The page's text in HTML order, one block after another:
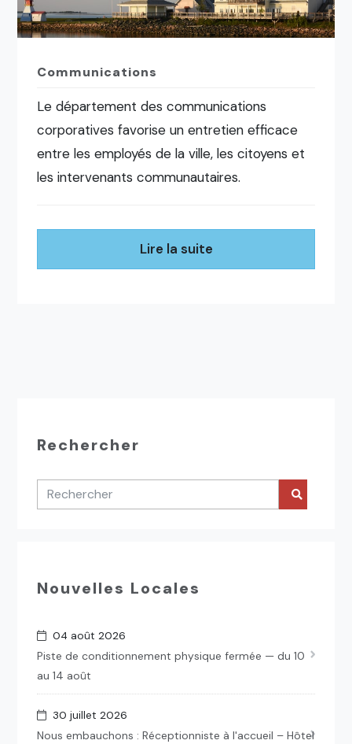
Communications
Le département des communications
corporatives favorise un entretien efficace
entre les employés de la ville, les citoyens et
les intervenants communautaires.
Lire la suite
Rechercher
Nouvelles Locales
04 août 2026
Piste de conditionnement physique fermée — du 10
au 14 août
30 juillet 2026
Nous embauchons : Réceptionniste à l'accueil – Hôtel